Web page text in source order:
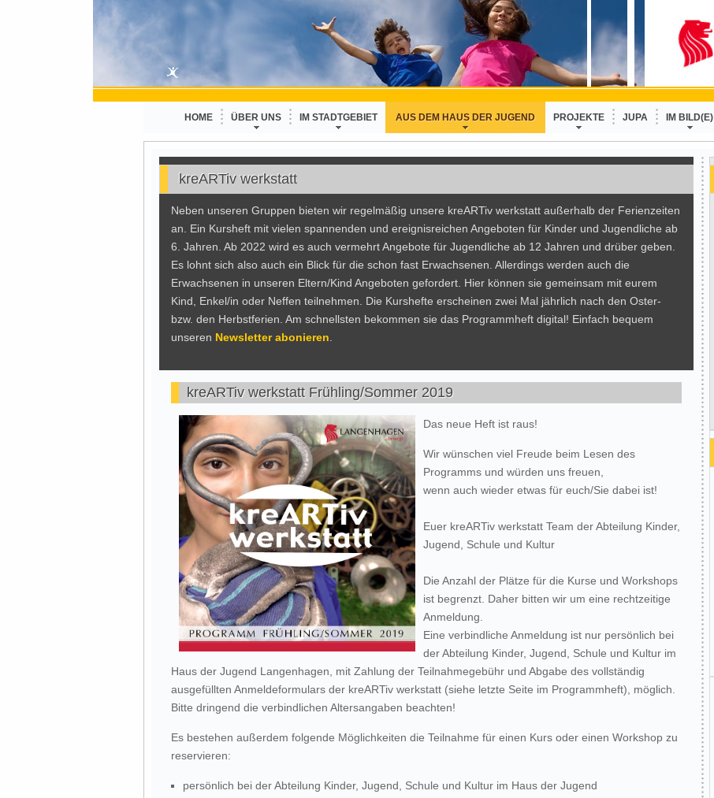
HOME ÜBER UNS IM STADTGEBIET AUS DEM HAUS DER JUGEND PROJEKTE JUPA IM BILD(E)
kreARTiv werkstatt
Neben unseren Gruppen bieten wir regelmäßig unsere kreARTiv werkstatt außerhalb der Ferienzeiten
an. Ein Kursheft mit vielen spannenden und ereignisreichen Angeboten für Kinder und Jugendliche ab
6. Jahren. Ab 2022 wird es auch vermehrt Angebote für Jugendliche ab 12 Jahren und drüber geben.
Es lohnt sich also auch ein Blick für die schon fast Erwachsenen. Allerdings werden auch die
Erwachsenen in unseren Eltern/Kind Angeboten gefordert. Hier können sie gemeinsam mit eurem
Kind, Enkel/in oder Neffen teilnehmen. Die Kurshefte erscheinen zwei Mal jährlich nach den Oster-
bzw. den Herbstferien. Am schnellsten bekommen sie das Programmheft digital! Einfach bequem
unseren Newsletter abonieren
kreARTiv werkstatt Frühling/Sommer 2019
Das neue Heft ist raus!
Wir wünschen viel Freude beim Lesen des
Programms und würden uns freuen,
wenn auch wieder etwas für euch/Sie dabei ist!
Euer kreARTiv werkstatt Team der Abteilung Kinder,
Jugend, Schule und Kultur
Die Anzahl der Plätze für die Kurse und Workshops
ist begrenzt. Daher bitten wir um eine rechtzeitige
Anmeldung.
Eine verbindliche Anmeldung ist nur persönlich bei
der Abteilung Kinder, Jugend, Schule und Kultur im
Haus der Jugend Langenhagen, mit Zahlung der Teilnahmegebühr und Abgabe des vollständig
ausgefüllten Anmeldeformulars der kreARTiv werkstatt (siehe letzte Seite im Programmheft), möglich.
Bitte dringend die verbindlichen Altersangaben beachten!
Es bestehen außerdem folgende Möglichkeiten die Teilnahme für einen Kurs oder einen Workshop zu
reservieren:
persönlich bei der Abteilung Kinder, Jugend, Schule und Kultur im Haus der Jugend